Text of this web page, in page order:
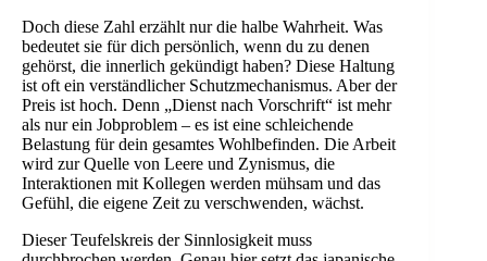
Doch diese Zahl erzählt nur die halbe Wahrheit. Was
bedeutet sie für dich persönlich, wenn du zu denen
gehörst, die innerlich gekündigt haben? Diese Haltung
ist oft ein verständlicher Schutzmechanismus. Aber der
Preis ist hoch. Denn „Dienst nach Vorschrift“ ist mehr
als nur ein Jobproblem – es ist eine schleichende
Belastung für dein gesamtes Wohlbefinden. Die Arbeit
wird zur Quelle von Leere und Zynismus, die
Interaktionen mit Kollegen werden mühsam und das
Gefühl, die eigene Zeit zu verschwenden, wächst.
Dieser Teufelskreis der Sinnlosigkeit muss